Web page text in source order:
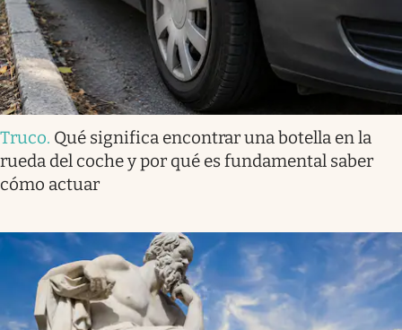
Truco. Qué significa encontrar una botella en la
rueda del coche y por qué es fundamental saber
cómo actuar